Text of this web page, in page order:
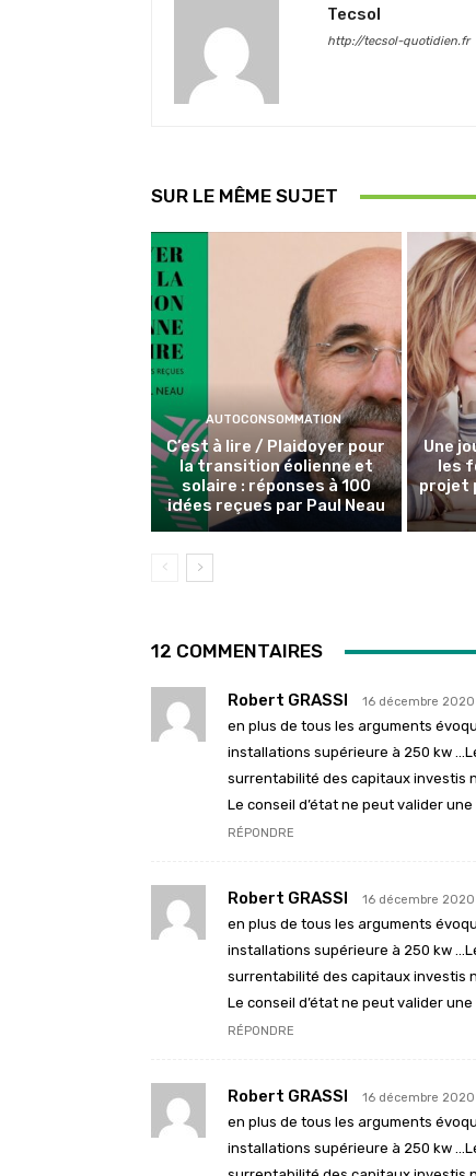
Tecsol
http://tecsol-quotidien.fr
SUR LE MÊME SUJET
AUTOCONSOMMATION
C’est à lire / Plaidoyer pour
la transition éolienne et
solaire : réponses à 100
idées reçues par Paul Neau
Une
les
projet
12 COMMENTAIRES
Robert GRASSI 16 décembre 2020
en plus de tous les arguments
installations supérieure à 250 kw
surrentabilité des capitaux investis
Le conseil d’état ne peut valider
RÉPONDRE
Robert GRASSI 16 décembre 2020
en plus de tous les arguments
installations supérieure à 250 kw
surrentabilité des capitaux investis
Le conseil d’état ne peut valider
RÉPONDRE
Robert GRASSI 16 décembre 2020
en plus de tous les arguments
installations supérieure à 250 kw